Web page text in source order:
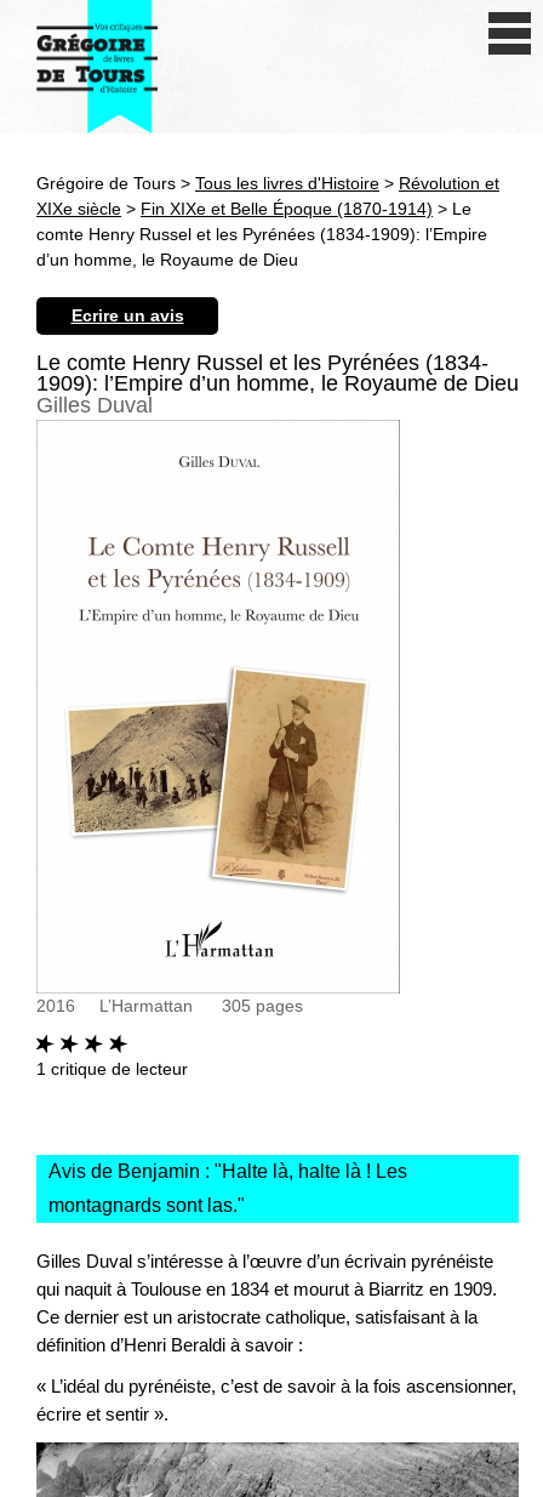
Antiquité
Moyen Age
Révolution et XIXe siècle
Autres civilisations
Grégoire de Tours > Tous les livres d'Histoire > Révolution et
XIXe siècle > Fin XIXe et Belle Époque (1870-1914) > Le
comte Henry Russel et les Pyrénées (1834-1909): l’Empire
d’un homme, le Royaume de Dieu
Ecrire un avis
Le comte Henry Russel et les Pyrénées (1834-
1909): l’Empire d’un homme, le Royaume de Dieu
Gilles Duval
2016 L’Harmattan 305 pages
1 critique de lecteur
Avis de Benjamin : "Halte là, halte là ! Les
montagnards sont las."
Gilles Duval s’intéresse à l’œuvre d’un écrivain pyrénéiste
qui naquit à Toulouse en 1834 et mourut à Biarritz en 1909.
Ce dernier est un aristocrate catholique, satisfaisant à la
définition d’Henri Beraldi à savoir :
« L’idéal du pyrénéiste, c’est de savoir à la fois ascensionner,
écrire et sentir ».